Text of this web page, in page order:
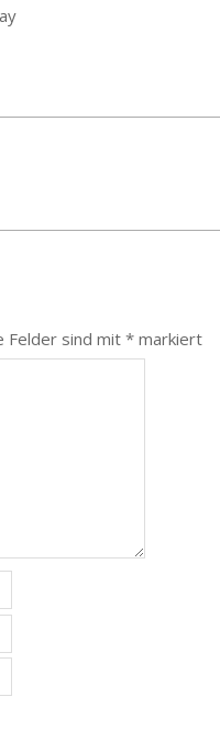
Felder sind mit * markiert